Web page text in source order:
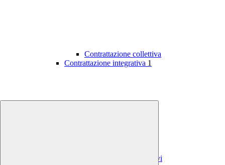
Contrattazione collettiva
Contrattazione integrativa 1
Costi contratti integrativi